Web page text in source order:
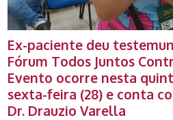
Ex-paciente deu
Fórum Todos Juntos
Evento ocorre nesta
sexta-feira (28) e conta
Dr. Drauzio Varella